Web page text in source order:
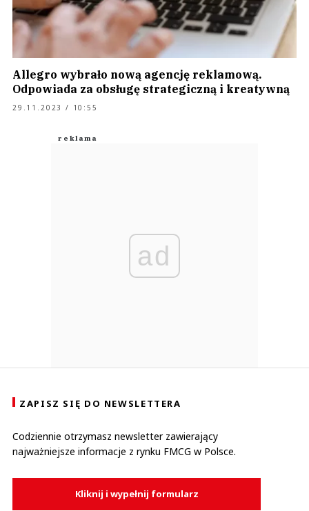
Allegro wybrało nową agencję reklamową.
Odpowiada za obsługę strategiczną i kreatywną
29.11.2023 / 10:55
ad
ZAPISZ SIĘ DO NEWSLETTERA
Codziennie otrzymasz newsletter zawierający
najważniejsze informacje z rynku FMCG w Polsce.
Kliknij i wypełnij formularz